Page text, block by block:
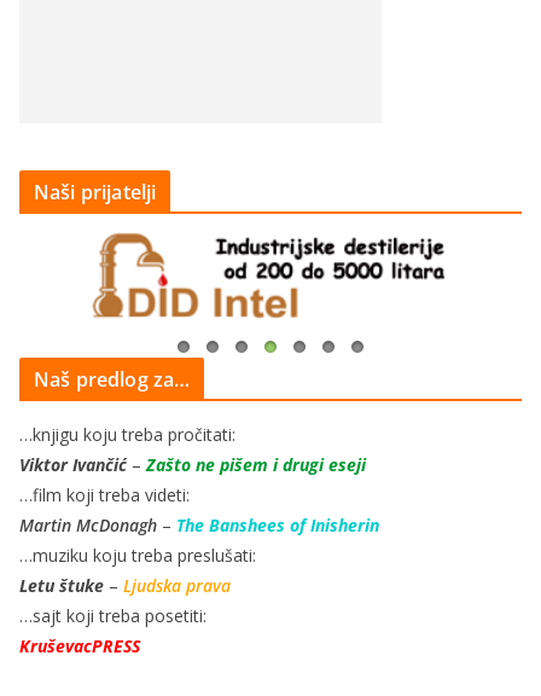
Naši prijatelji
Naš predlog za…
…knjigu koju treba pročitati:
Viktor Ivančić–Zašto ne pišem i drugi eseji
…film koji treba videti:
Martin McDonagh – The Banshees of Inisherin
…muziku koju treba preslušati:
Letu štuke – Ljudska prava
…sajt koji treba posetiti:
KruševacPRESS